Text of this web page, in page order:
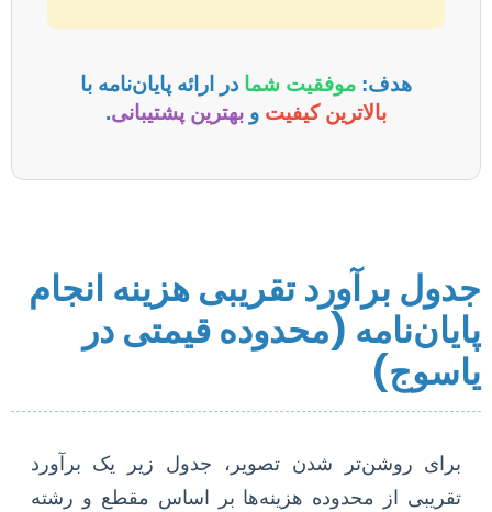
هدف: موفقیت شما در ارائه پایان‌نامه با
بالاترین کیفیت و بهترین پشتیبانی.
جدول برآورد تقریبی هزینه انجام
پایان‌نامه (محدوده قیمتی در
یاسوج)
برای روشن‌تر شدن تصویر، جدول زیر یک برآورد
تقریبی از محدوده هزینه‌ها بر اساس مقطع و رشته